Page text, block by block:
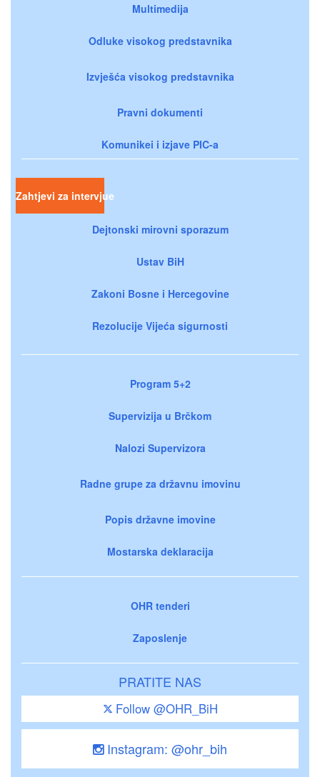
Multimedija
Odluke visokog predstavnika
Izvješća visokog predstavnika
Pravni dokumenti
Komunikei i izjave PIC-a
Zahtjevi za intervjue
Dejtonski mirovni sporazum
Ustav BiH
Zakoni Bosne i Hercegovine
Rezolucije Vijeća sigurnosti
Program 5+2
Supervizija u Brčkom
Nalozi Supervizora
Radne grupe za državnu imovinu
Popis državne imovine
Mostarska deklaracija
OHR tenderi
Zaposlenje
PRATITE NAS
Follow @OHR_BiH
Instagram: @ohr_bih